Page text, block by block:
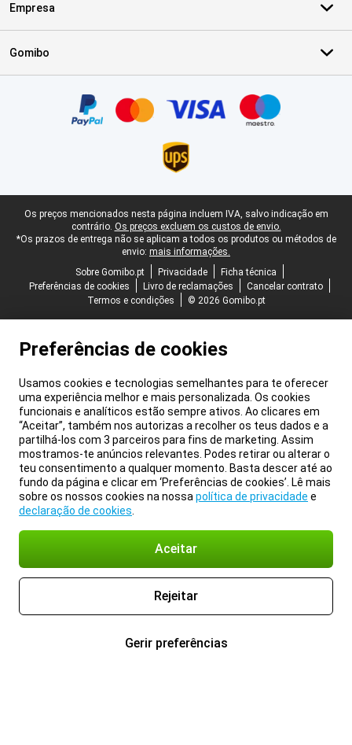
Empresa
Gomibo
Rodapé legal
Os preços mencionados nesta página incluem IVA, salvo indicação em
contrário. Os preços excluem os custos de envio.
*Os prazos de entrega não se aplicam a todos os produtos ou métodos de
envio: mais informações.
Sobre Gomibo.pt
Privacidade
Ficha técnica
Preferências de cookies
Livro de reclamações
Cancelar contrato
Termos e condições
© 2026 Gomibo.pt
Preferências de cookies
Usamos cookies e tecnologias semelhantes para te oferecer
uma experiência melhor e mais personalizada. Os cookies
funcionais e analíticos estão sempre ativos. Ao clicares em
“Aceitar”, também nos autorizas a recolher os teus dados e a
partilhá-los com 3 parceiros para fins de marketing. Assim
mostramos-te anúncios relevantes. Podes retirar ou alterar o
teu consentimento a qualquer momento. Basta descer até ao
fundo da página e clicar em ‘Preferências de cookies’. Lê mais
sobre os nossos cookies na nossa política de privacidade e
declaração de cookies
Aceitar
Rejeitar
Gerir preferências